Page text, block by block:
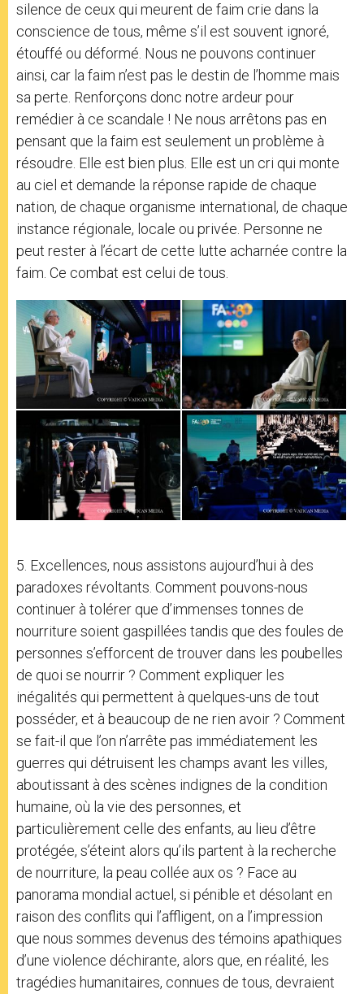
silence de ceux qui meurent de faim crie dans la
conscience de tous, même s’il est souvent ignoré,
étouffé ou déformé. Nous ne pouvons continuer
ainsi, car la faim n’est pas le destin de l’homme mais
sa perte. Renforçons donc notre ardeur pour
remédier à ce scandale ! Ne nous arrêtons pas en
pensant que la faim est seulement un problème à
résoudre. Elle est bien plus. Elle est un cri qui monte
au ciel et demande la réponse rapide de chaque
nation, de chaque organisme international, de chaque
instance régionale, locale ou privée. Personne ne
peut rester à l’écart de cette lutte acharnée contre la
faim. Ce combat est celui de tous.
5. Excellences, nous assistons aujourd’hui à des
paradoxes révoltants. Comment pouvons-nous
continuer à tolérer que d’immenses tonnes de
nourriture soient gaspillées tandis que des foules de
personnes s’efforcent de trouver dans les poubelles
de quoi se nourrir ? Comment expliquer les
inégalités qui permettent à quelques-uns de tout
posséder, et à beaucoup de ne rien avoir ? Comment
se fait-il que l’on n’arrête pas immédiatement les
guerres qui détruisent les champs avant les villes,
aboutissant à des scènes indignes de la condition
humaine, où la vie des personnes, et
particulièrement celle des enfants, au lieu d’être
protégée, s’éteint alors qu’ils partent à la recherche
de nourriture, la peau collée aux os ? Face au
panorama mondial actuel, si pénible et désolant en
raison des conflits qui l’affligent, on a l’impression
que nous sommes devenus des témoins apathiques
d’une violence déchirante, alors que, en réalité, les
tragédies humanitaires, connues de tous, devraient